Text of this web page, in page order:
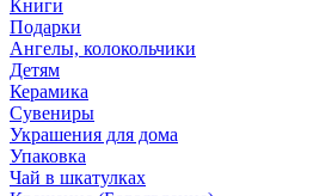
Книги
Подарки
Ангелы, колокольчики
Детям
Керамика
Сувениры
Украшения для дома
Упаковка
Чай в шкатулках